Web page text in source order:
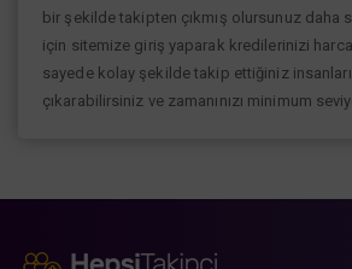
bir şekilde takipten çıkmış olursunuz daha
için sitemize giriş yaparak kredilerinizi
sayede kolay şekilde takip ettiğiniz
çıkarabilirsiniz ve zamanınızı minimum